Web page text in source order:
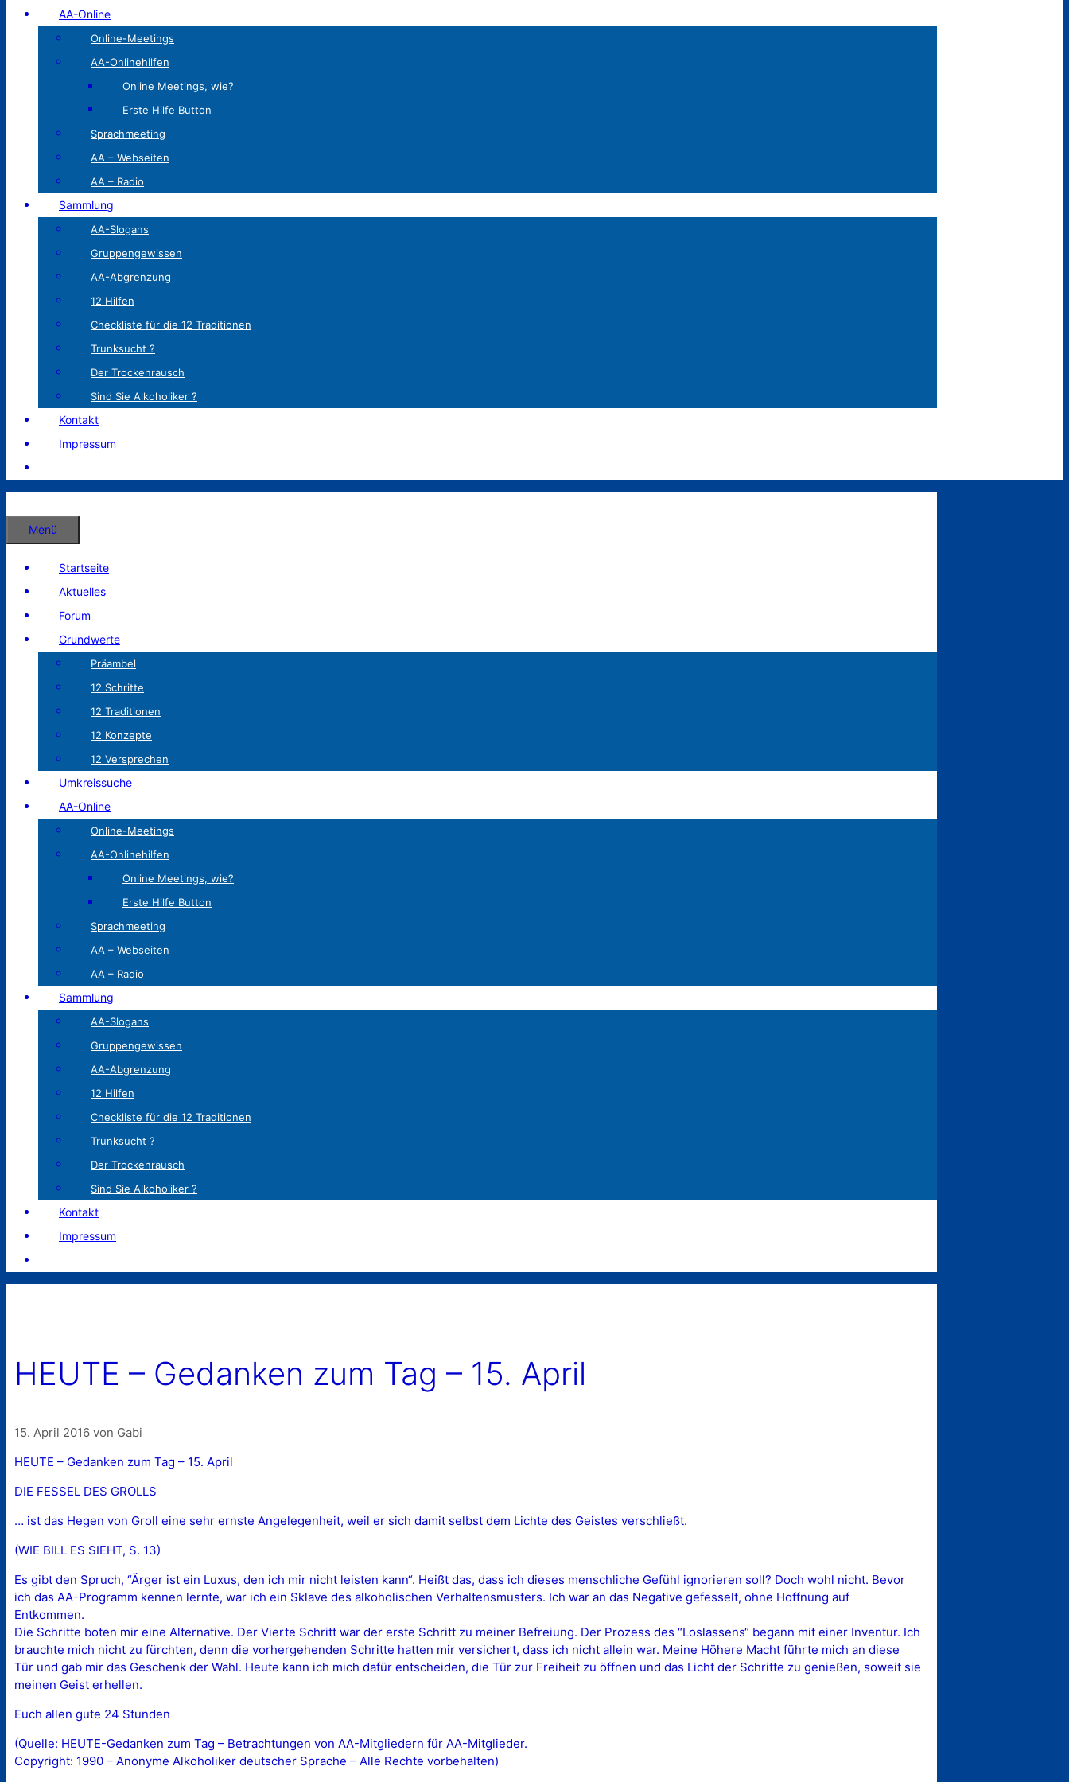
AA-Online
Online-Meetings
AA-Onlinehilfen
Online Meetings, wie?
Erste Hilfe Button
Sprachmeeting
AA – Webseiten
AA – Radio
Sammlung
AA-Slogans
Gruppengewissen
AA-Abgrenzung
12 Hilfen
Checkliste für die 12 Traditionen
Trunksucht ?
Der Trockenrausch
Sind Sie Alkoholiker ?
Kontakt
Impressum
Menü
Startseite
Aktuelles
Forum
Grundwerte
Präambel
12 Schritte
12 Traditionen
12 Konzepte
12 Versprechen
Umkreissuche
AA-Online
Online-Meetings
AA-Onlinehilfen
Online Meetings, wie?
Erste Hilfe Button
Sprachmeeting
AA – Webseiten
AA – Radio
Sammlung
AA-Slogans
Gruppengewissen
AA-Abgrenzung
12 Hilfen
Checkliste für die 12 Traditionen
Trunksucht ?
Der Trockenrausch
Sind Sie Alkoholiker ?
Kontakt
Impressum
HEUTE – Gedanken zum Tag – 15. April
15. April 2016 von Gabi
HEUTE – Gedanken zum Tag – 15. April
DIE FESSEL DES GROLLS
… ist das Hegen von Groll eine sehr ernste Angelegenheit, weil er sich damit selbst dem Lichte des Geistes verschließt.
(WIE BILL ES SIEHT, S. 13)
Es gibt den Spruch, “Ärger ist ein Luxus, den ich mir nicht leisten kann“. Heißt das, dass ich dieses menschliche Gefühl ignorieren soll? Doch wohl nicht. Bevor
ich das AA-Programm kennen lernte, war ich ein Sklave des alkoholischen Verhaltensmusters. Ich war an das Negative gefesselt, ohne Hoffnung auf
Entkommen.
Die Schritte boten mir eine Alternative. Der Vierte Schritt war der erste Schritt zu meiner Befreiung. Der Prozess des “Loslassens“ begann mit einer Inventur. Ich
brauchte mich nicht zu fürchten, denn die vorhergehenden Schritte hatten mir versichert, dass ich nicht allein war. Meine Höhere Macht führte mich an diese
Tür und gab mir das Geschenk der Wahl. Heute kann ich mich dafür entscheiden, die Tür zur Freiheit zu öffnen und das Licht der Schritte zu genießen, soweit sie
meinen Geist erhellen.
Euch allen gute 24 Stunden
(Quelle: HEUTE-Gedanken zum Tag – Betrachtungen von AA-Mitgliedern für AA-Mitglieder.
Copyright: 1990 – Anonyme Alkoholiker deutscher Sprache – Alle Rechte vorbehalten)